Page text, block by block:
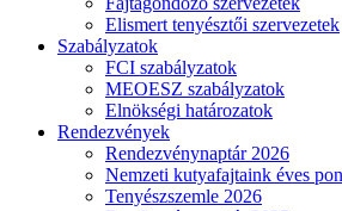
Elismert tenyésztői szervezetek
Szabályzatok
FCI szabályzatok
MEOESZ szabályzatok
Elnökségi határozatok
Rendezvények
Rendezvénynaptár 2026
Nemzeti kutyafajtaink éves
Tenyészszemle 2026